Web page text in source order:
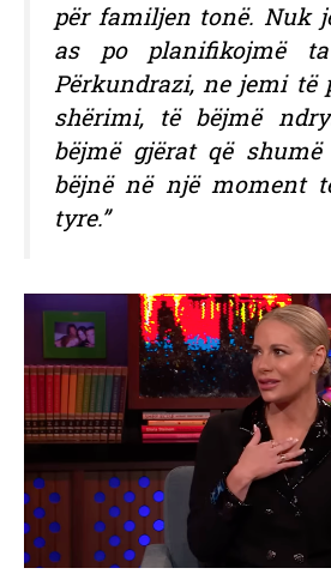
për familjen tonë. Nuk
as po planifikojmë
Përkundrazi, ne jemi të
shërimi, të bëjmë
bëjmë gjërat që
bëjnë në një moment
tyre.”